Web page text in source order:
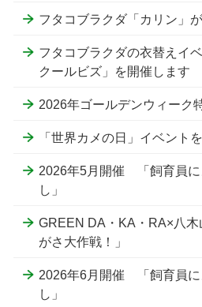
フタコブラクダ「カリン」
フタコブラクダの衣替えイ
クールビズ」を開催します
2026年ゴールデンウィーク
「世界カメの日」イベント
2026年5月開催 「飼育員に
し」
GREEN DA・KA・RA×八
がさ大作戦！」
2026年6月開催 「飼育員に
し」